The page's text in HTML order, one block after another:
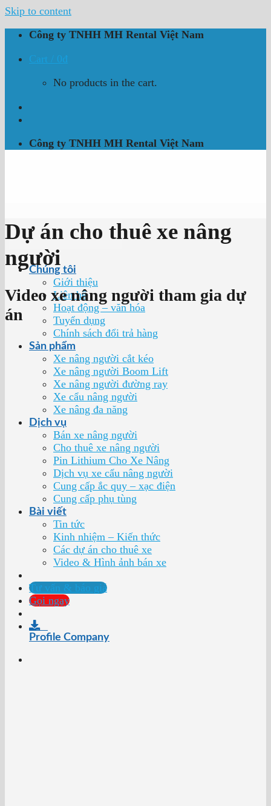
Skip to content
Công ty TNHH MH Rental Việt Nam
Cart / 0₫
No products in the cart.
Công ty TNHH MH Rental Việt Nam
Chúng tôi
Giới thiệu
Liên hệ
Hoạt động – văn hóa
Tuyển dụng
Chính sách đổi trả hàng
Sản phẩm
Xe nâng người cắt kéo
Xe nâng người Boom Lift
Xe nâng người đường ray
Xe cẩu nâng người
Xe nâng đa năng
Dịch vụ
Bán xe nâng người
Cho thuê xe nâng người
Pin Lithium Cho Xe Nâng
Dịch vụ xe cẩu nâng người
Cung cấp ắc quy – xạc điện
Cung cấp phụ tùng
Bài viết
Tin tức
Kinh nhiệm – Kiến thức
Các dự án cho thuê xe
Video & Hình ảnh bán xe
Tư vấn & báo giá
Gọi ngay
Profile Company
Dự án cho thuê xe nâng
người
Video xe nâng người tham gia dự
án